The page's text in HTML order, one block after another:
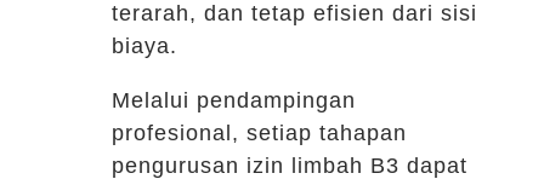
terarah, dan tetap efisien dari sisi
biaya.
Melalui pendampingan
profesional, setiap tahapan
pengurusan izin limbah B3 dapat